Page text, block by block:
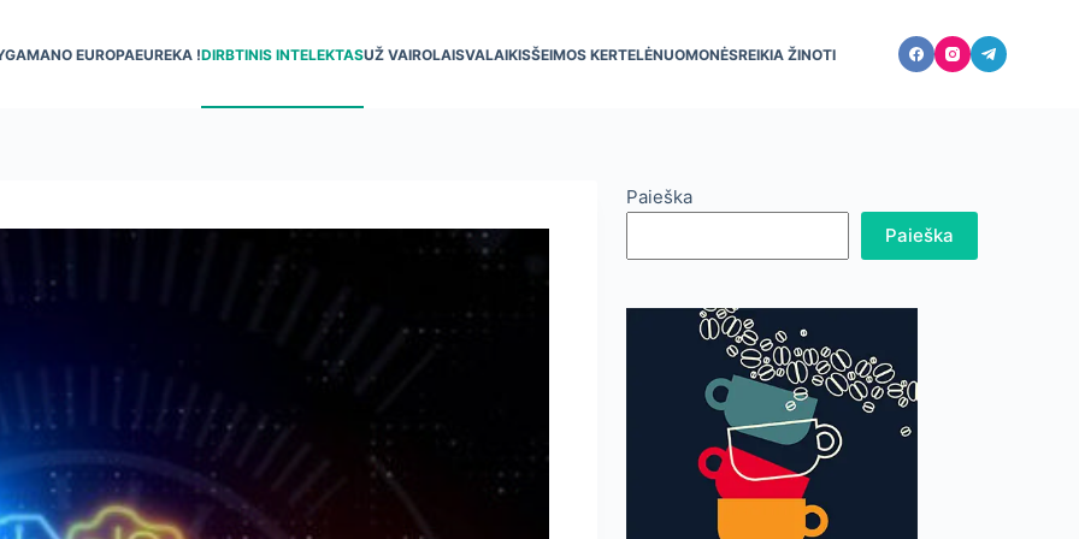
MANO EUROPAEUREKA !DIRBTINIS INTELEKTASUŽ VAIROLAISVALAIKISŠEIMOS KERTELĖNUOMONĖSREIKIA ŽINOTI
Paieška
Paieška